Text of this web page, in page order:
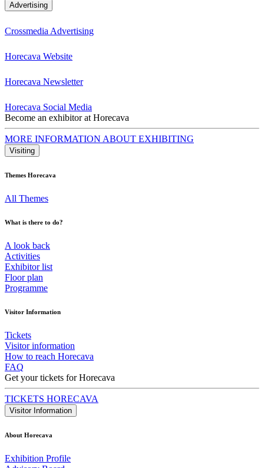
Advertising
Crossmedia Advertising
Horecava Website
Horecava Newsletter
Horecava Social Media
Become an exhibitor at Horecava
MORE INFORMATION ABOUT EXHIBITING
Visiting
Themes Horecava
All Themes
What is there to do?
A look back
Activities
Exhibitor list
Floor plan
Programme
Visitor Information
Tickets
Visitor information
How to reach Horecava
FAQ
Get your tickets for Horecava
TICKETS HORECAVA
Visitor Information
About Horecava
Exhibition Profile